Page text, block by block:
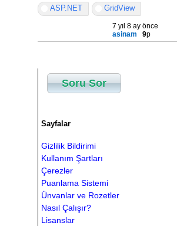
ASP.NET GridView
7 yıl 8 ay önce
asinam
9p
Soru Sor
Sayfalar
Gizlilik Bildirimi
Kullanım Şartları
Çerezler
Puanlama Sistemi
Ünvanlar ve Rozetler
Nasıl Çalışır?
Lisanslar